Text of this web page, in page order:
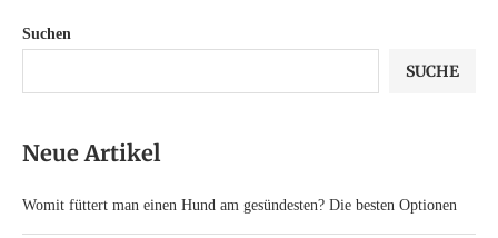
Suchen
SUCHE
Neue Artikel
Womit füttert man einen Hund am gesündesten? Die besten Optionen